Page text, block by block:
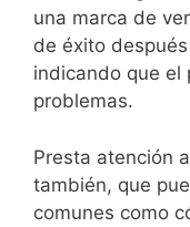
una marca de
de éxito
indicando que el
problemas.
Presta atención
también, que
comunes como